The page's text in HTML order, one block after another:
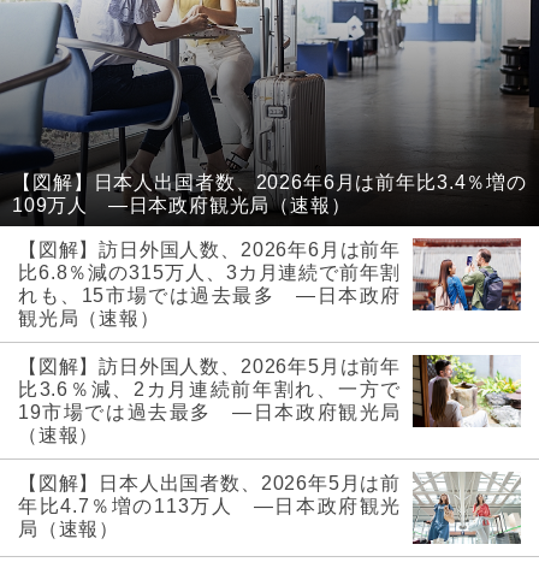
【図解】日本人出国者数、2026年6月は前年比3.4％増の
109万人 ―日本政府観光局（速報）
【図解】訪日外国人数、2026年6月は前年
比6.8％減の315万人、3カ月連続で前年割
れも、15市場では過去最多 ―日本政府
観光局（速報）
【図解】訪日外国人数、2026年5月は前年
比3.6％減、2カ月連続前年割れ、一方で
19市場では過去最多 ―日本政府観光局
（速報）
【図解】日本人出国者数、2026年5月は前
年比4.7％増の113万人 ―日本政府観光
局（速報）